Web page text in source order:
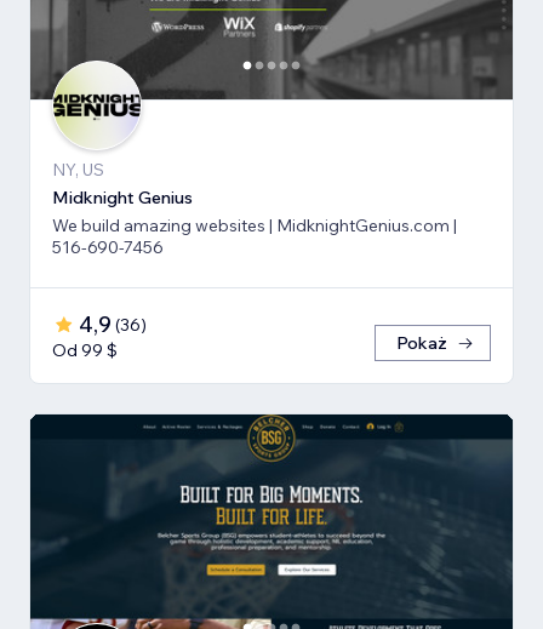
NY, US
Midknight Genius
We build amazing websites | MidknightGenius.com |
516-690-7456
4,9 (36)
Od 99 $
Pokaż